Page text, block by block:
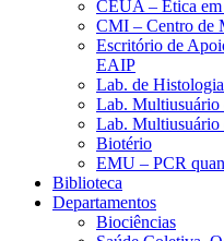
CEUA – Ética
CMI – Centro de
Escritório de
EAIP
Lab. de
Lab.
Lab. Multiusuário
Biotério
EMU – PCR
Biblioteca
Departamentos
Biociências